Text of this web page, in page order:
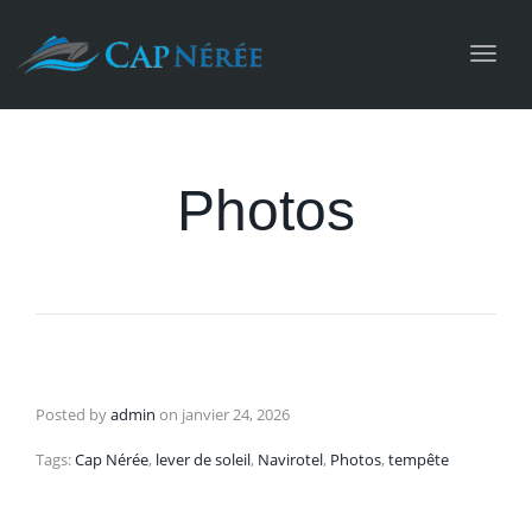
Photos
Posted byadmin on janvier 24, 2026
Tags:Cap Nérée, lever de soleil, Navirotel, Photos, tempête